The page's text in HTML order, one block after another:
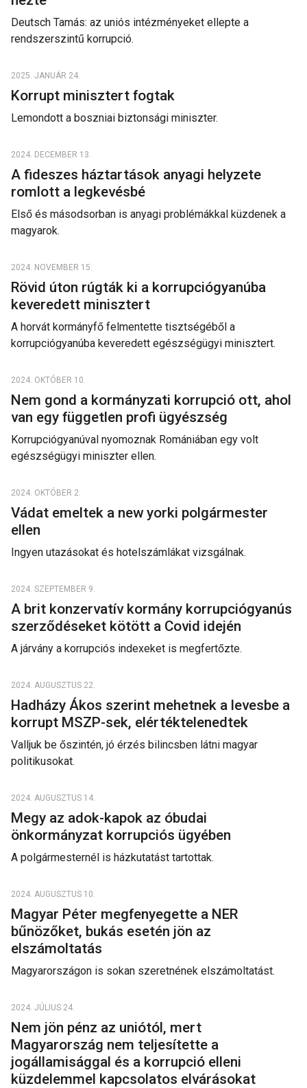
Deutsch Tamás: az uniós intézményeket ellepte a
rendszerszintű korrupció.
2025. JANUÁR 24.
Korrupt minisztert fogtak
Lemondott a boszniai biztonsági miniszter.
2024. DECEMBER 13.
A fideszes háztartások anyagi helyzete
romlott a legkevésbé
Első és másodsorban is anyagi problémákkal küzdenek a
magyarok.
2024. NOVEMBER 15.
Rövid úton rúgták ki a korrupciógyanúba
keveredett minisztert
A horvát kormányfő felmentette tisztségéből a
korrupciógyanúba keveredett egészségügyi minisztert.
2024. OKTÓBER 10.
Nem gond a kormányzati korrupció ott, ahol
van egy független profi ügyészség
Korrupciógyanúval nyomoznak Romániában egy volt
egészségügyi miniszter ellen.
2024. OKTÓBER 2.
Vádat emeltek a new yorki polgármester
ellen
Ingyen utazásokat és hotelszámlákat vizsgálnak.
2024. SZEPTEMBER 9.
A brit konzervatív kormány korrupciógyanús
szerződéseket kötött a Covid idején
A járvány a korrupciós indexeket is megfertőzte.
2024. AUGUSZTUS 22.
Hadházy Ákos szerint mehetnek a levesbe a
korrupt MSZP-sek, elértéktelenedtek
Valljuk be őszintén, jó érzés bilincsben látni magyar
politikusokat.
2024. AUGUSZTUS 14.
Megy az adok-kapok az óbudai
önkormányzat korrupciós ügyében
A polgármesternél is házkutatást tartottak.
2024. AUGUSZTUS 10.
Magyar Péter megfenyegette a NER
bűnözőket, bukás esetén jön az
elszámoltatás
Magyarországon is sokan szeretnének elszámoltatást.
2024. JÚLIUS 24.
Nem jön pénz az uniótól, mert
Magyarország nem teljesítette a
jogállamisággal és a korrupció elleni
küzdelemmel kapcsolatos elvárásokat